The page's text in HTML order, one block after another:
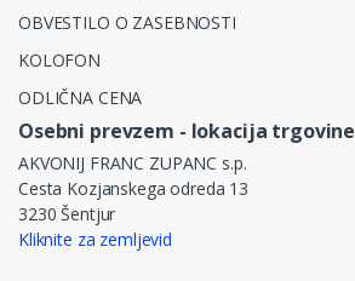
OBVESTILO O ZASEBNOSTI
KOLOFON
ODLIČNA CENA
Osebni prevzem - lokacija trgovine
AKVONIJ FRANC ZUPANC s.p.
Cesta Kozjanskega odreda 13
3230 Šentjur
Kliknite za zemljevid